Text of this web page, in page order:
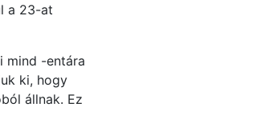
a 23-at
mind -entára
ki, hogy
állnak. Ez